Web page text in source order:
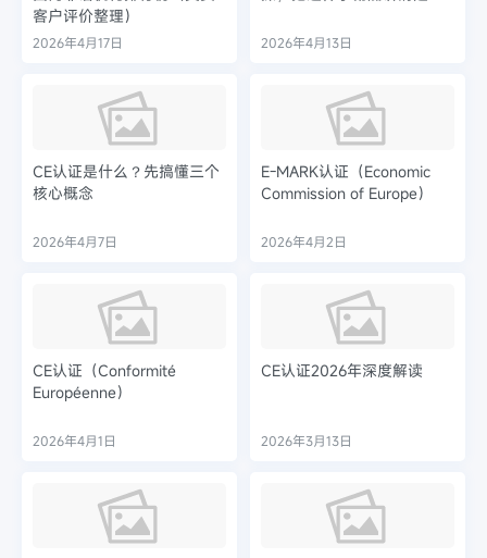
客户评价整理）
2026年4月17日 2026年4月13日
CE认证是什么？先搞懂三个
核心概念
2026年4月7日
E-MARK认证（Economic
Commission of Europe）
2026年4月2日
CE认证（Conformité
Européenne）
2026年4月1日
CE认证2026年深度解读
2026年3月13日